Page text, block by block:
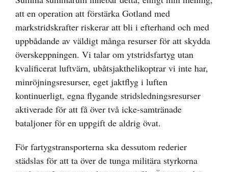
att en operation att förstärka Gotland med
markstridskrafter riskerar att bli i efterhand och med
uppbådande av väldigt många resurser för att skydda
överskeppningen. Vi talar om ytstridsfartyg utan
kvalificerat luftvärn, ubåtsjakthelikoptrar vi inte har,
minröjningsresurser, eget jaktflyg i luften
kontinuerligt, egna flygande stridsledningsresurser
aktiverade för att få över två icke-samtränade
bataljoner för en uppgift de aldrig övat.
För fartygstransporterna ska dessutom rederier
städslas för att ta över de tunga militära styrkorna